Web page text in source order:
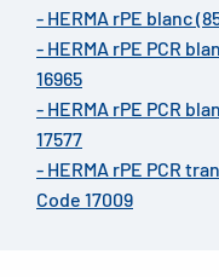
- HERMA rPE blanc
- HERMA rPE PCR
16965
- HERMA rPE PCR
17577
- HERMA rPE PCR
Code 17009